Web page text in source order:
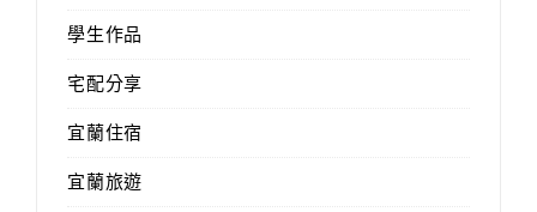
學生作品
宅配分享
宜蘭住宿
宜蘭旅遊